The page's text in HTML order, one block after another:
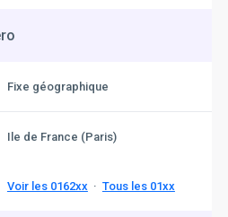
Fixe géographique
Ile de France (Paris)
Voir les 0162xx· Tous les 01xx